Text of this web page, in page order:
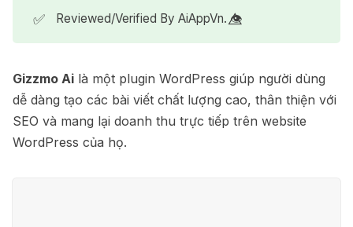
✅ Reviewed/Verified By AiAppVn. 👁️⃤
Gizzmo Ai là một plugin WordPress giúp người dùng
dễ dàng tạo các bài viết chất lượng cao, thân thiện với
SEO và mang lại doanh thu trực tiếp trên website
WordPress của họ.